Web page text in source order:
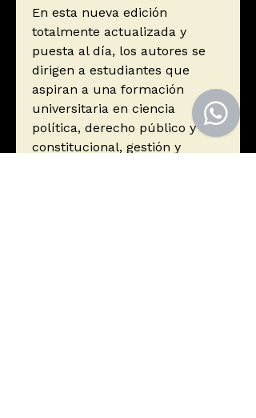
En esta nueva edición
totalmente actualizada y
puesta al día, los autores se
dirigen a estudiantes que
aspiran a una formación
universitaria en ciencia
política, derecho público y
constitucional, gestión y